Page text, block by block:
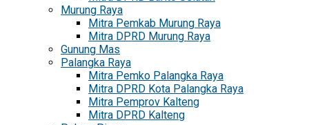
Murung Raya
Mitra Pemkab Murung Raya
Mitra DPRD Murung Raya
Gunung Mas
Palangka Raya
Mitra Pemko Palangka Raya
Mitra DPRD Kota Palangka Raya
Mitra Pemprov Kalteng
Mitra DPRD Kalteng